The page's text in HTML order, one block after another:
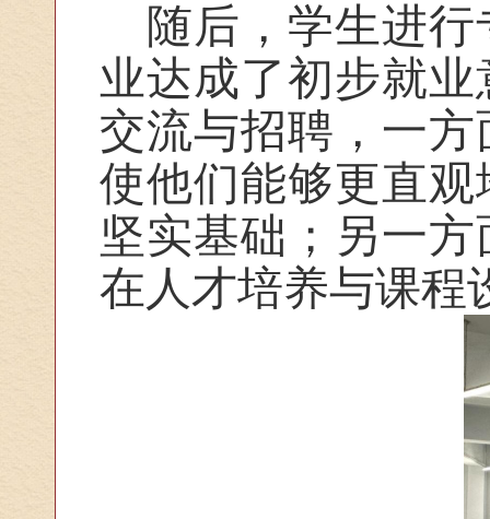
随后，学生进
业达成了初步就
交流与招聘，一
使他们能够更直
坚实基础；另一
在人才培养与课程